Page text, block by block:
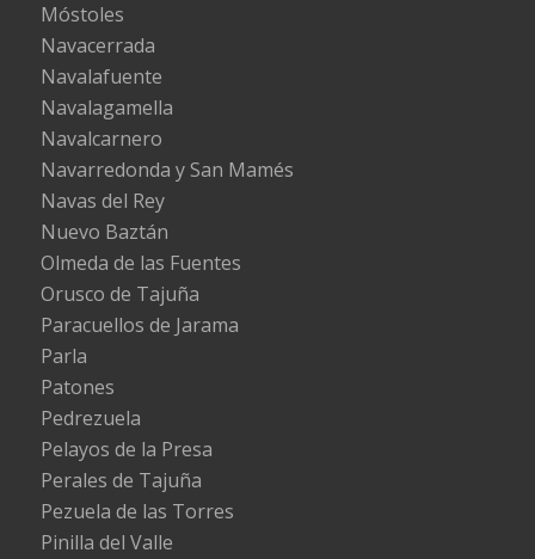
Móstoles
Navacerrada
Navalafuente
Navalagamella
Navalcarnero
Navarredonda y San Mamés
Navas del Rey
Nuevo Baztán
Olmeda de las Fuentes
Orusco de Tajuña
Paracuellos de Jarama
Parla
Patones
Pedrezuela
Pelayos de la Presa
Perales de Tajuña
Pezuela de las Torres
Pinilla del Valle